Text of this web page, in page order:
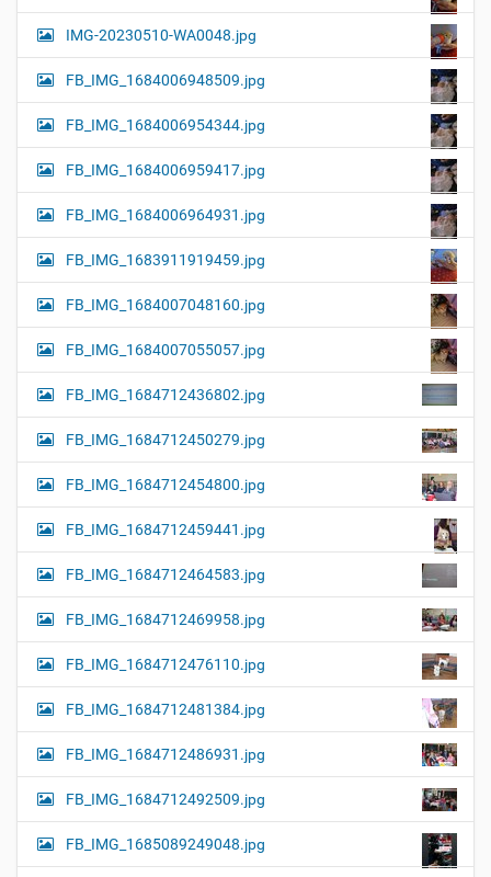
IMG-20230510-WA0048.jpg
FB_IMG_1684006948509.jpg
FB_IMG_1684006954344.jpg
FB_IMG_1684006959417.jpg
FB_IMG_1684006964931.jpg
FB_IMG_1683911919459.jpg
FB_IMG_1684007048160.jpg
FB_IMG_1684007055057.jpg
FB_IMG_1684712436802.jpg
FB_IMG_1684712450279.jpg
FB_IMG_1684712454800.jpg
FB_IMG_1684712459441.jpg
FB_IMG_1684712464583.jpg
FB_IMG_1684712469958.jpg
FB_IMG_1684712476110.jpg
FB_IMG_1684712481384.jpg
FB_IMG_1684712486931.jpg
FB_IMG_1684712492509.jpg
FB_IMG_1685089249048.jpg